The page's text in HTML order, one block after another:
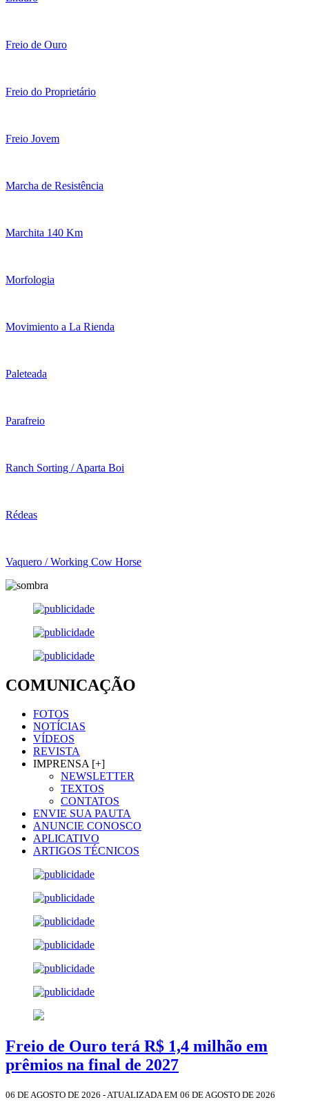
Freio de Ouro
Freio do Proprietário
Freio Jovem
Marcha de Resistência
Marchita 140 Km
Morfologia
Movimiento a La Rienda
Paleteada
Parafreio
Ranch Sorting / Aparta Boi
Rédeas
Vaquero / Working Cow Horse
COMUNICAÇÃO
FOTOS
NOTÍCIAS
VÍDEOS
REVISTA
IMPRENSA [+]
NEWSLETTER
TEXTOS
CONTATOS
ENVIE SUA PAUTA
ANUNCIE CONOSCO
APLICATIVO
ARTIGOS TÉCNICOS
Freio de Ouro terá R$ 1,4 milhão em
prêmios na final de 2027
06 DE AGOSTO DE 2026 - ATUALIZADA EM 06 DE AGOSTO DE 2026